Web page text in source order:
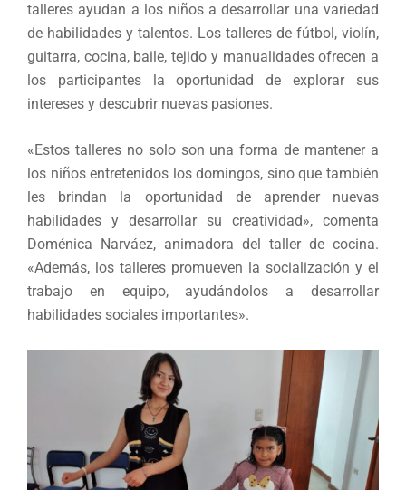
talleres ayudan a los niños a desarrollar una variedad
de habilidades y talentos. Los talleres de fútbol, violín,
guitarra, cocina, baile, tejido y manualidades ofrecen a
los participantes la oportunidad de explorar sus
intereses y descubrir nuevas pasiones.
«Estos talleres no solo son una forma de mantener a
los niños entretenidos los domingos, sino que también
les brindan la oportunidad de aprender nuevas
habilidades y desarrollar su creatividad», comenta
Doménica Narváez, animadora del taller de cocina.
«Además, los talleres promueven la socialización y el
trabajo en equipo, ayudándolos a desarrollar
habilidades sociales importantes».